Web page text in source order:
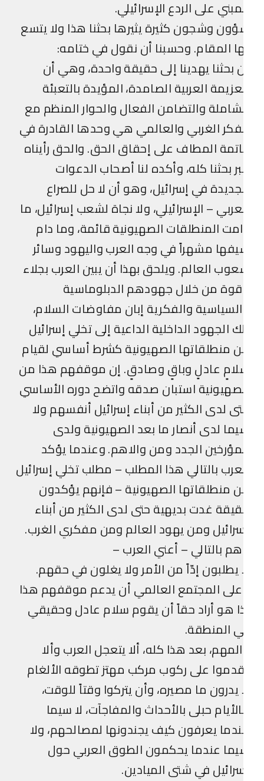
على الردع الإسرائيلي.
وشجون كثيرة يثيرها بحثنا هذا ولا يتسع
المقام. وحسبنا أن نقول في ختامه:
بحثنا يهدينا إلى حقيقة واحدة، وهي أن
العربية الصامدة، المؤيدة بالتعبئة
والتضامن الفعال والحوار المنظم مع
الغربي والعالمي هي وحدها القادرة في
المطاف على إحقاق الحق. والحق رأيناه
بحثنا كله، وأكده لنا أصحاب الدعوات
في إسرائيل، وهو أن لا حل للصراع
– الإسرائيلي، ولا نجاة لشعب إسرائيل، ما
المنطلقات الصهيونية قائمة، وما دام
مشهراً في وجه العرب واليهود وسائر
العالم. ويلحق بهذا أن يبين العرب بجلاء
من خلال جهودهم الدبلوماسية
والفكرية إبان مفاوضات السلام،
الجهود الداخلية الداعية إلى تخلي إسرائيل
منطلقاتها الصهيونية كشرط أساسي لقيام
عادلٍ وباقٍ وصادقٍ. إن موقفهم هذا من
استبان صدقه واتضح دوره الأساسي
لدى الكثير من أبناء إسرائيل أنفسهم ولا
لدى أنصار ما بعد الصهيونية ولدى
الجدد ومن والاهم. وعندما يؤكد
بالتالي هذا المطلب – مطلب تخلي إسرائيل
منطلقاتها الصهيونية – فإنهم يؤكدون
غدت بديهية حتى لدى الكثير من أبناء
ومن يهود العالم ومن مفكري الغرب.
بالتالي – أعني العرب –
يطلبون إدّاً من الأمر ولا يغلون في حقهم.
المجتمع العالمي أن يدعم موقفهم هذا
هو أراد حقاً أن يقوم سلام عادل وحقيقي
المنطقة.
بعد هذا كله، ألا يتعجل العرب وألا
على ركوب مركب مهتز تطوقه الألغام
يدرون ما مصيره، وأن يتركوا وقتاً للوقت،
حبلى بالأحداث والمفاجآت، لا سيما
يعرفون كيف يجندونها لمصالحهم، ولا
عندما يحكمون الطوق العربي حول
في شتى الميادين.